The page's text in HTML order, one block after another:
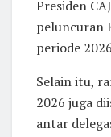
Presiden
peluncuran
periode
Selain itu,
2026 juga
antar